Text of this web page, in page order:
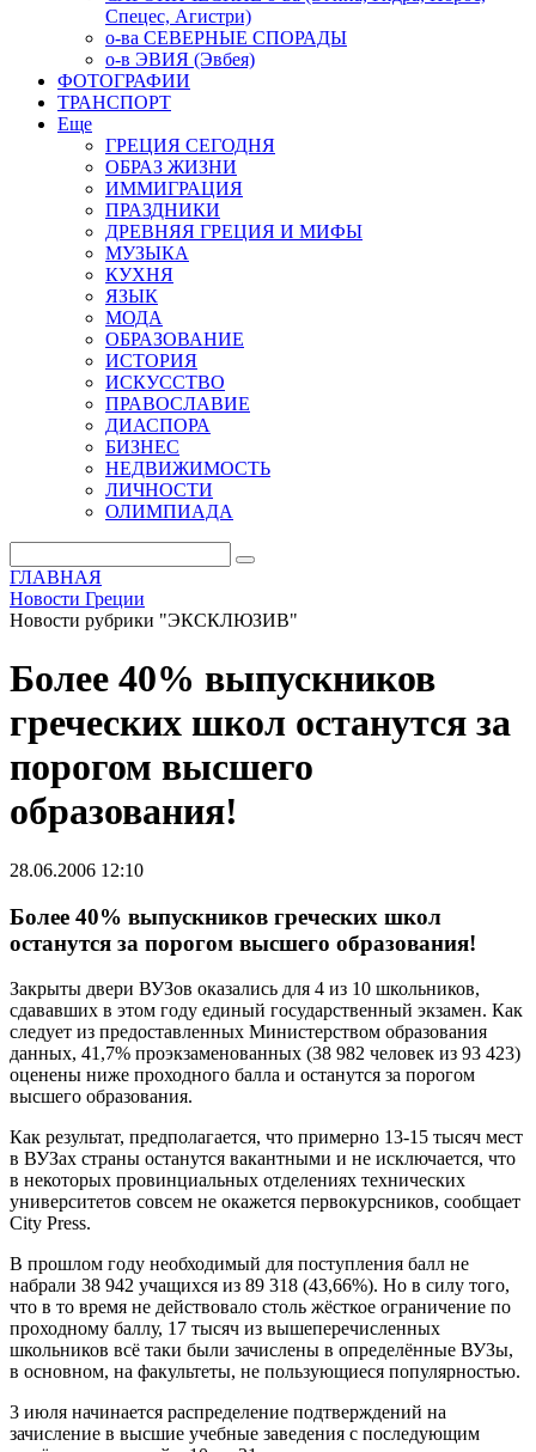
Спецес, Агистри)
о-ва СЕВЕРНЫЕ СПОРАДЫ
о-в ЭВИЯ (Эвбея)
ФОТОГРАФИИ
ТРАНСПОРТ
Еще
ГРЕЦИЯ СЕГОДНЯ
ОБРАЗ ЖИЗНИ
ИММИГРАЦИЯ
ПРАЗДНИКИ
ДРЕВНЯЯ ГРЕЦИЯ И МИФЫ
МУЗЫКА
КУХНЯ
ЯЗЫК
МОДА
ОБРАЗОВАНИЕ
ИСТОРИЯ
ИСКУССТВО
ПРАВОСЛАВИЕ
ДИАСПОРА
БИЗНЕС
НЕДВИЖИМОСТЬ
ЛИЧНОСТИ
ОЛИМПИАДА
ГЛАВНАЯ
Новости Греции
Новости рубрики "ЭКСКЛЮЗИВ"
Более 40% выпускников
греческих школ останутся за
порогом высшего
образования!
28.06.2006 12:10
Более 40% выпускников греческих школ
останутся за порогом высшего образования!
Закрыты двери ВУЗов оказались для 4 из 10 школьников,
сдававших в этом году единый государственный экзамен. Как
следует из предоставленных Министерством образования
данных, 41,7% проэкзаменованных (38 982 человек из 93 423)
оценены ниже проходного балла и останутся за порогом
высшего образования.
Как результат, предполагается, что примерно 13-15 тысяч мест
в ВУЗах страны останутся вакантными и не исключается, что
в некоторых провинциальных отделениях технических
университетов совсем не окажется первокурсников, сообщает
City Press.
В прошлом году необходимый для поступления балл не
набрали 38 942 учащихся из 89 318 (43,66%). Но в силу того,
что в то время не действовало столь жёсткое ограничение по
проходному баллу, 17 тысяч из вышеперечисленных
школьников всё таки были зачислены в определённые ВУЗы,
в основном, на факультеты, не пользующиеся популярностью.
3 июля начинается распределение подтверждений на
зачисление в высшие учебные заведения с последующим